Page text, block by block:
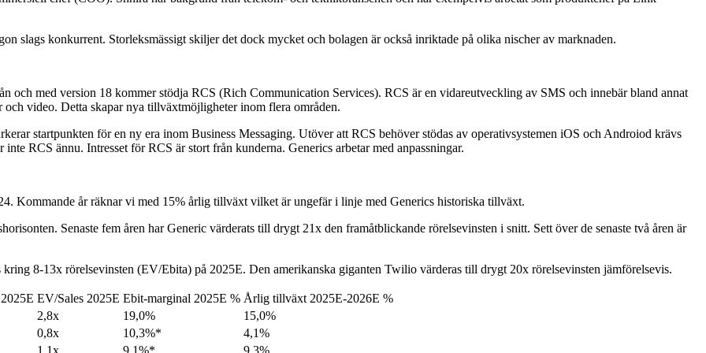
slags konkurrent. Storleksmässigt skiljer det dock mycket och bolagen är också inriktade på olika nischer av marknaden.
och med version 18 kommer stödja RCS (Rich Communication Services). RCS är en vidareutveckling av SMS och innebär bland annat
video. Detta skapar nya tillväxtmöjligheter inom flera områden.
startpunkten för en ny era inom Business Messaging. Utöver att RCS behöver stödas av operativsystemen iOS och Androiod krävs
RCS ännu. Intresset för RCS är stort från kunderna. Generics arbetar med anpassningar.
Kommande år räknar vi med 15% årlig tillväxt vilket är ungefär i linje med Generics historiska tillväxt.
Senaste fem åren har Generic värderats till drygt 21x den framåtblickande rörelsevinsten i snitt. Sett över de senaste två åren är
8-13x rörelsevinsten (EV/Ebita) på 2025E. Den amerikanska giganten Twilio värderas till drygt 20x rörelsevinsten jämförelsevis.
EV/Sales 2025E Ebit-marginal 2025E % Årlig tillväxt 2025E-2026E %
2,8x
19,0%
15,0%
0,8x
10,3%*
4,1%